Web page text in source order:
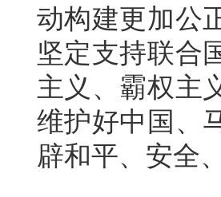
动构建更加公
坚定支持联合
主义、霸权主
维护好中国、
辟和平、安全